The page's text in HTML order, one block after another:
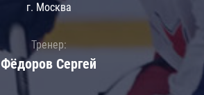
г. Москва
Тренер:
Фёдоров Сергей